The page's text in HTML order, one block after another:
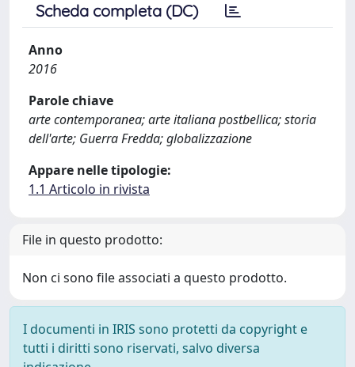
Scheda completa (DC)
Anno
2016
Parole chiave
arte contemporanea; arte italiana postbellica; storia
dell'arte; Guerra Fredda; globalizzazione
Appare nelle tipologie:
1.1 Articolo in rivista
File in questo prodotto:
Non ci sono file associati a questo prodotto.
I documenti in IRIS sono protetti da copyright e
tutti i diritti sono riservati, salvo diversa